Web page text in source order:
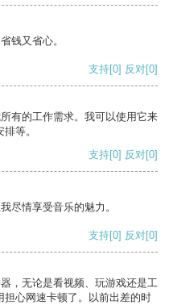
钱又省心。
支持[0] 反对[0]
有的工作需求。我可以使用它来
等。
支持[0] 反对[0]
尽情享受音乐的魅力。
支持[0] 反对[0]
，无论是看视频、玩游戏还是工
心网速卡顿了。以前出差的时